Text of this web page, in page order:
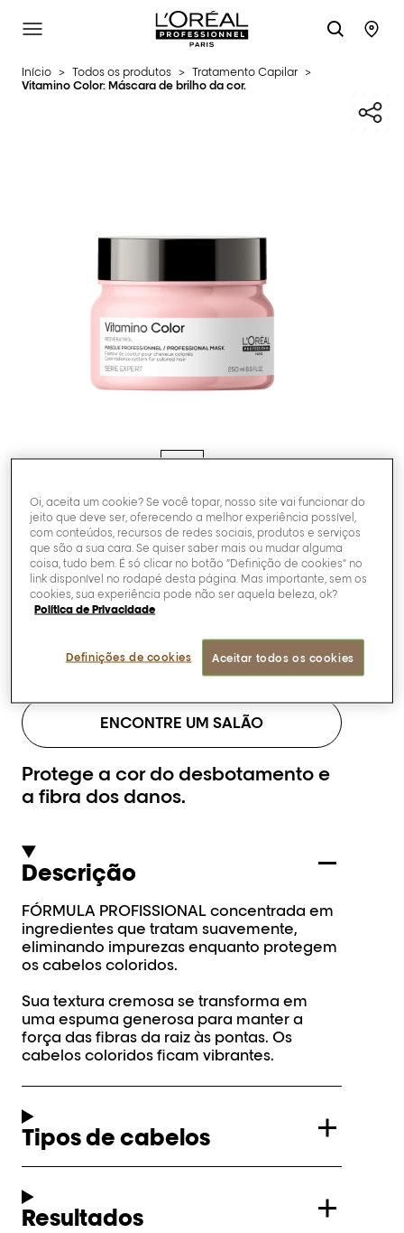
L'Oréal Professionnel Paris
SITE MENU
Início > Todos os produtos > Tratamento Capilar >
Vitamino Color: Máscara de brilho da cor.
Serie Expert
[Vitamino Color]
Máscara.
Protege a cor do desbotamento e
a fibra dos danos.
Compre agora
ENCONTRE UM SALÃO
Descrição
FÓRMULA PROFISSIONAL concentrada em
ingredientes que tratam suavemente,
eliminando impurezas enquanto protegem
os cabelos coloridos.
Sua textura cremosa se transforma em
uma espuma generosa para manter a
força das fibras da raiz às pontas. Os
cabelos coloridos ficam vibrantes.
Tipos de cabelos
Resultados
Oi, aceita um cookie? Se você topar, nosso site vai funcionar do
jeito que deve ser, oferecendo a melhor experiência possível,
com conteúdos, recursos de redes sociais, produtos e serviços
que são a sua cara. Se quiser saber mais ou mudar alguma
coisa, tudo bem. É só clicar no botão “Definição de cookies” no
link disponível no rodapé desta página. Mas importante, sem os
cookies, sua experiência pode não ser aquela beleza, ok?
Política de Privacidade
Definições de cookies Aceitar todos os cookies